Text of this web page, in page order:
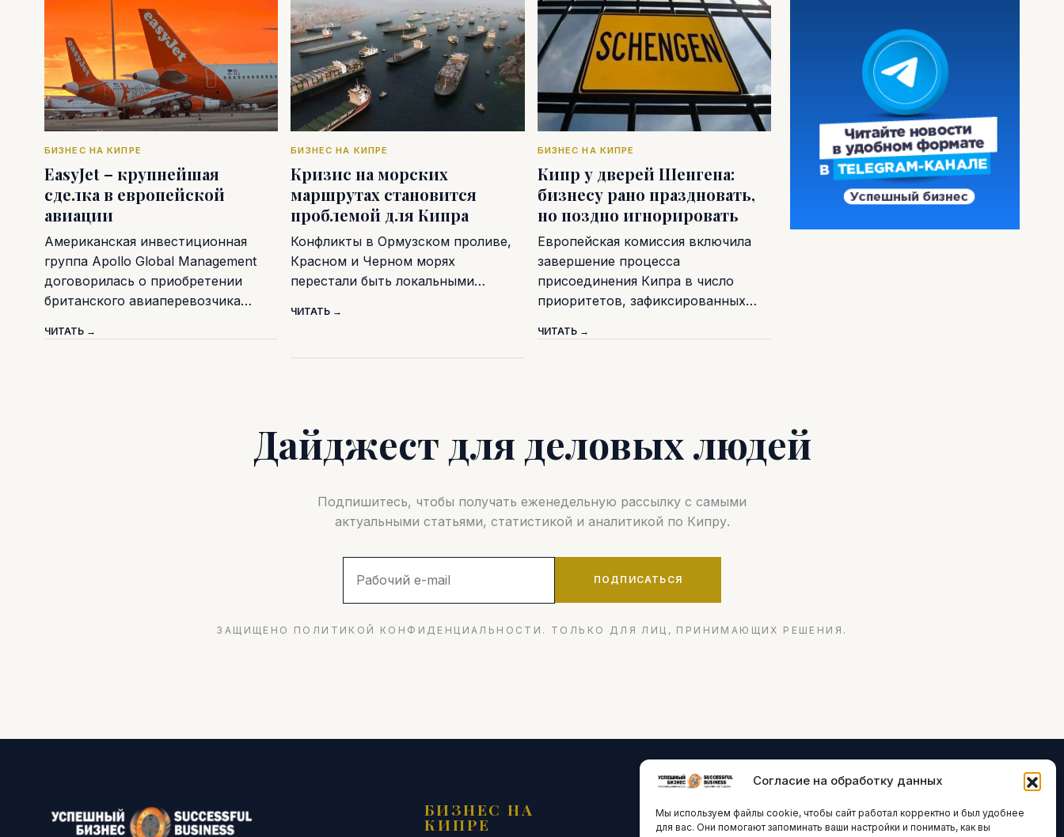
Согласие на обработку данных
Мы используем файлы cookie, чтобы сайт работал корректно и был удобнее
для вас. Они помогают запоминать ваши настройки и понимать, как вы
БИЗНЕС НА КИПРЕ
EasyJet – крупнейшая
сделка в европейской
авиации
Американская инвестиционная
группа Apollo Global Management
договорилась о приобретении
британского авиаперевозчика…
ЧИТАТЬ →
БИЗНЕС НА КИПРЕ
Кризис на морских
маршрутах становится
проблемой для Кипра
Конфликты в Ормузском проливе,
Красном и Черном морях
перестали быть локальными…
ЧИТАТЬ →
БИЗНЕС НА КИПРЕ
Кипр у дверей Шенгена:
бизнесу рано праздновать,
но поздно игнорировать
Европейская комиссия включила
завершение процесса
присоединения Кипра в число
приоритетов, зафиксированных…
ЧИТАТЬ →
Дайджест для деловых людей
Подпишитесь, чтобы получать еженедельную рассылку с самыми
актуальными статьями, статистикой и аналитикой по Кипру.
ПОДПИСАТЬСЯ
ЗАЩИЩЕНО ПОЛИТИКОЙ КОНФИДЕНЦИАЛЬНОСТИ. ТОЛЬКО ДЛЯ ЛИЦ, ПРИНИМАЮЩИХ РЕШЕНИЯ.
БИЗНЕС НА
КИПРЕ
ТЕХНОЛОГИИ И
ИННОВАЦИИ
ARTICLES IN
ENGLISH